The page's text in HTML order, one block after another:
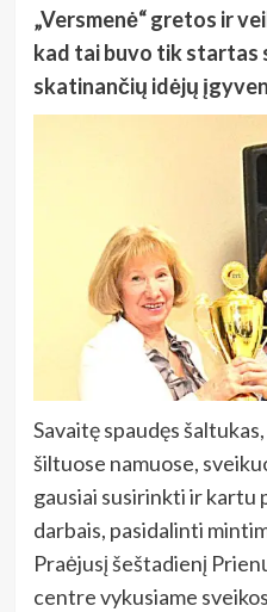
„Versmenė“ gretos ir
kad tai buvo tik startas
skatinančių idėjų
Savaitę spaudęs
šiltuose namuose,
gausiai susirinkti ir kartu
darbais, pasidalinti
Praėjusį šeštadienį
centre vykusiame